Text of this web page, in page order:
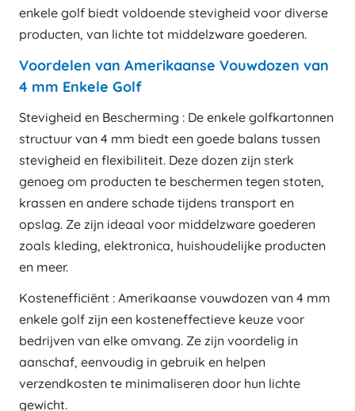
enkele golf biedt voldoende stevigheid voor diverse
producten, van lichte tot middelzware goederen.
Voordelen van Amerikaanse Vouwdozen van
4 mm Enkele Golf
Stevigheid en Bescherming : De enkele golfkartonnen
structuur van 4 mm biedt een goede balans tussen
stevigheid en flexibiliteit. Deze dozen zijn sterk
genoeg om producten te beschermen tegen stoten,
krassen en andere schade tijdens transport en
opslag. Ze zijn ideaal voor middelzware goederen
zoals kleding, elektronica, huishoudelijke producten
en meer.
Kostenefficiënt : Amerikaanse vouwdozen van 4 mm
enkele golf zijn een kosteneffectieve keuze voor
bedrijven van elke omvang. Ze zijn voordelig in
aanschaf, eenvoudig in gebruik en helpen
verzendkosten te minimaliseren door hun lichte
gewicht.